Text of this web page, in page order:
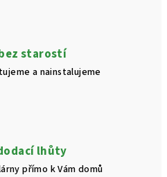
starostí
a nainstalujeme
lhůty
přímo k Vám domů